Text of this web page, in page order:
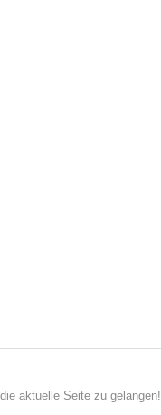
aktuelle Seite zu gelangen!